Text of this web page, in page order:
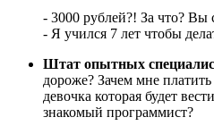
- 3000 рублей?! За что? Вы
- Я учился 7 лет чтобы
Штат опытных
дороже? Зачем мне платить
девочка которая будет
знакомый программист?